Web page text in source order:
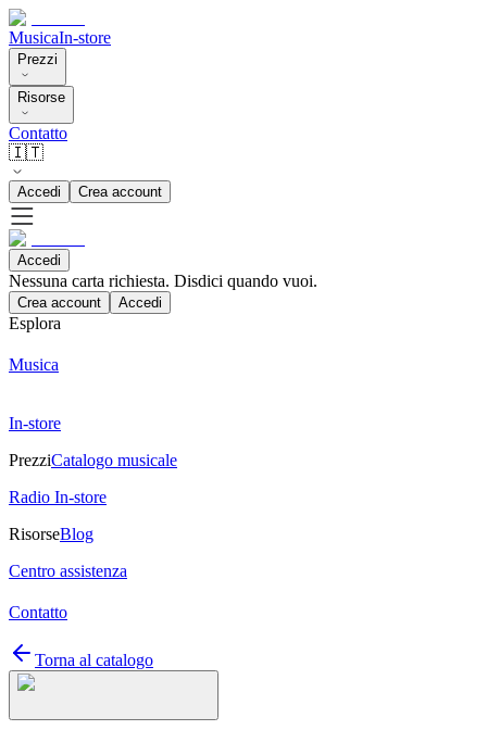
MusicaIn-store
Prezzi
Risorse
Contatto
🇮🇹
Accedi Crea account
Accedi
Nessuna carta richiesta. Disdici quando vuoi.
Crea account Accedi
Esplora
Musica
In-store
PrezziCatalogo musicale
Radio In-store
RisorseBlog
Centro assistenza
Contatto
Torna al catalogo